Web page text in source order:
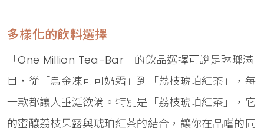
多樣化的飲料選擇
「One Million Tea-Bar」的飲品選擇可說是琳瑯滿
目，從「烏金凍可可奶霜」到「荔枝琥珀紅茶」，每
一款都讓人垂涎欲滴。特別是「荔枝琥珀紅茶」，它
的蜜釀荔枝果露與琥珀紅茶的結合，讓你在品嚐的同